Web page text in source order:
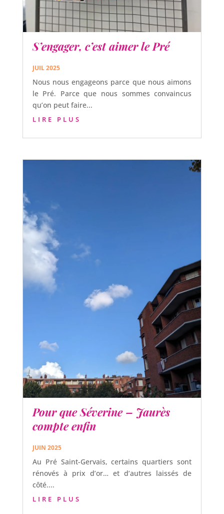
S’engager, c’est aimer le Pré
JUIL 2025
Nous nous engageons parce que nous aimons
le Pré. Parce que nous sommes convaincus
qu’on peut faire...
LIRE PLUS
Pour que Séverine – Jaurès
compte enfin
JUIN 2025
Au Pré Saint-Gervais, certains quartiers sont
rénovés à prix d’or… et d’autres laissés de
côté....
LIRE PLUS